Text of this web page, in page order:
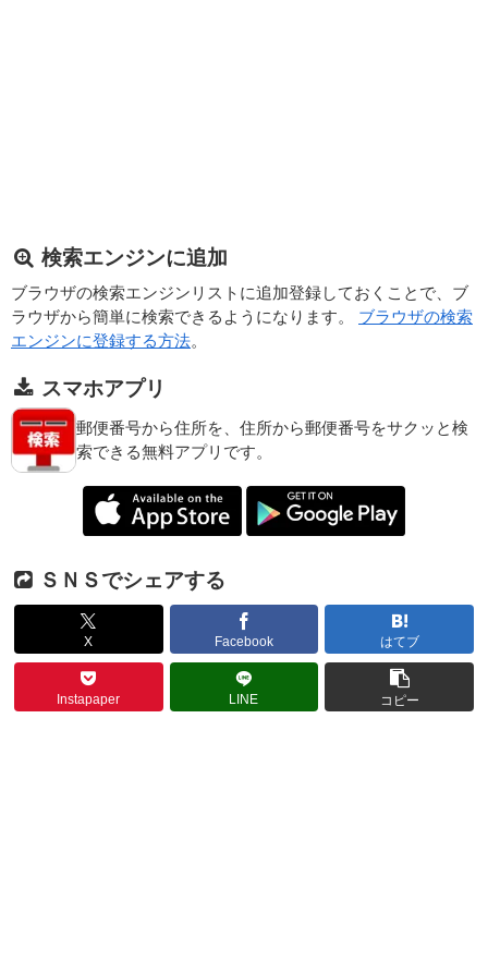
検索エンジンに追加
ブラウザの検索エンジンリストに追加登録しておくことで、ブ
ラウザから簡単に検索できるようになります。 ブラウザの検索
エンジンに登録する方法。
スマホアプリ
郵便番号から住所を、住所から郵便番号をサクッと検
索できる無料アプリです。
ＳＮＳでシェアする
X Facebook はてブ
Instapaper LINE コピー